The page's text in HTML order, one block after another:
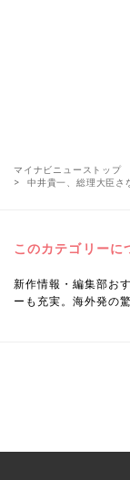
マイナビニューストップ
中井貴一、総理大臣さ
このカテゴリーに
新作情報・編集部お
ーも充実。海外発の